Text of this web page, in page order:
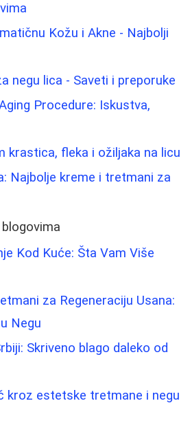
Kožu i Akne - Najbolji
negu lica - Saveti i preporuke
Procedure: Iskustva,
krastica, fleka i ožiljaka na licu
Najbolje kreme i tretmani za
Kod Kuće: Šta Vam Više
za Regeneraciju Usana:
Negu
Skriveno blago daleko od
kroz estetske tretmane i negu